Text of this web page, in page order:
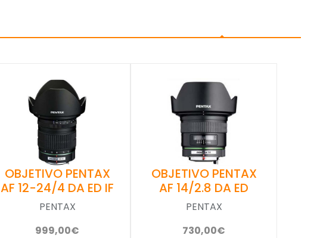
OBJETIVO PENTAX
AF 12-24/4 DA ED IF
PENTAX
999,00€
OBJETIVO PENTAX
AF 14/2.8 DA ED
PENTAX
730,00€